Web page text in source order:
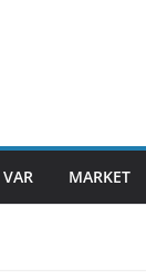
MARKET